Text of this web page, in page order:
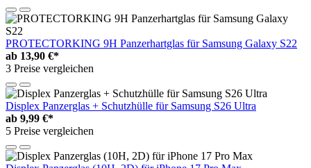
PROTECTORKING 9H Panzerhartglas für Samsung Galaxy S22
ab 13,90 €*
3 Preise vergleichen
Displex Panzerglas + Schutzhülle für Samsung S26 Ultra
ab 9,99 €*
5 Preise vergleichen